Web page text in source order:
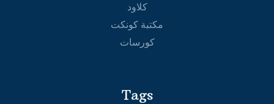
كلاود
مكتبة كونكت
كورسات
Tags